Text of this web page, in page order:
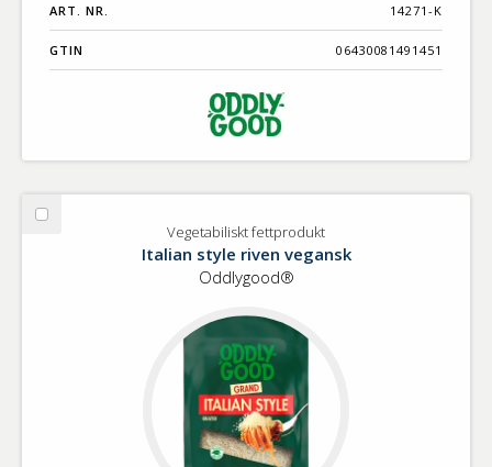
ART. NR. 14271-K
GTIN 06430081491451
Välj
Vegetabiliskt fettprodukt
Italian style riven vegansk
Oddlygood®